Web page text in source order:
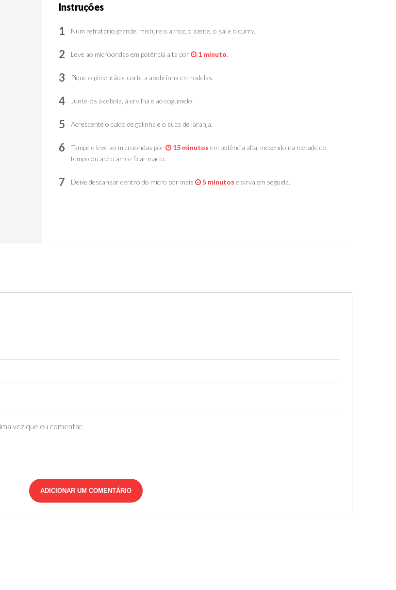
Instruções
1 Num refratário grande, misture o arroz, o azeite, o sal e o curry.
2 Leve ao microondas em potência alta por 1 minuto.
3 Pique o pimentão e corte a abobrinha em rodelas.
4 Junte-os à cebola, à ervilha e ao cogumelo.
5 Acrescente o caldo de galinha e o suco de laranja.
6 Tampe e leve ao microondas por 15 minutos em potência alta, mexendo na metade do
tempo ou até o arroz ficar macio.
7 Deixe descansar dentro do micro por mais 5 minutos e sirva em seguida.
vez que eu comentar.